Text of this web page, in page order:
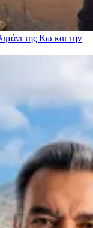
της Κω και την